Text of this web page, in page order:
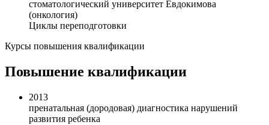
стоматологический университет Евдокимова
(онкология)
Циклы переподготовки
Курсы повышения квалификации
Повышение квалификации
2013
пренатальная (дородовая) диагностика нарушений
развития ребенка